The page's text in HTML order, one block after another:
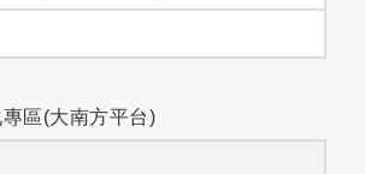
區(大南方平台)